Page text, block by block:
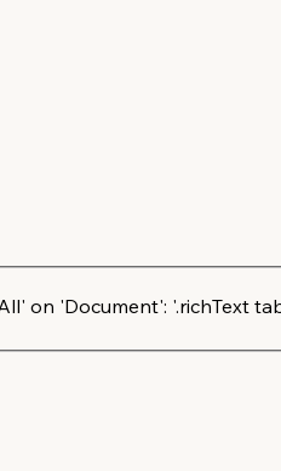
on 'Document': '.richText